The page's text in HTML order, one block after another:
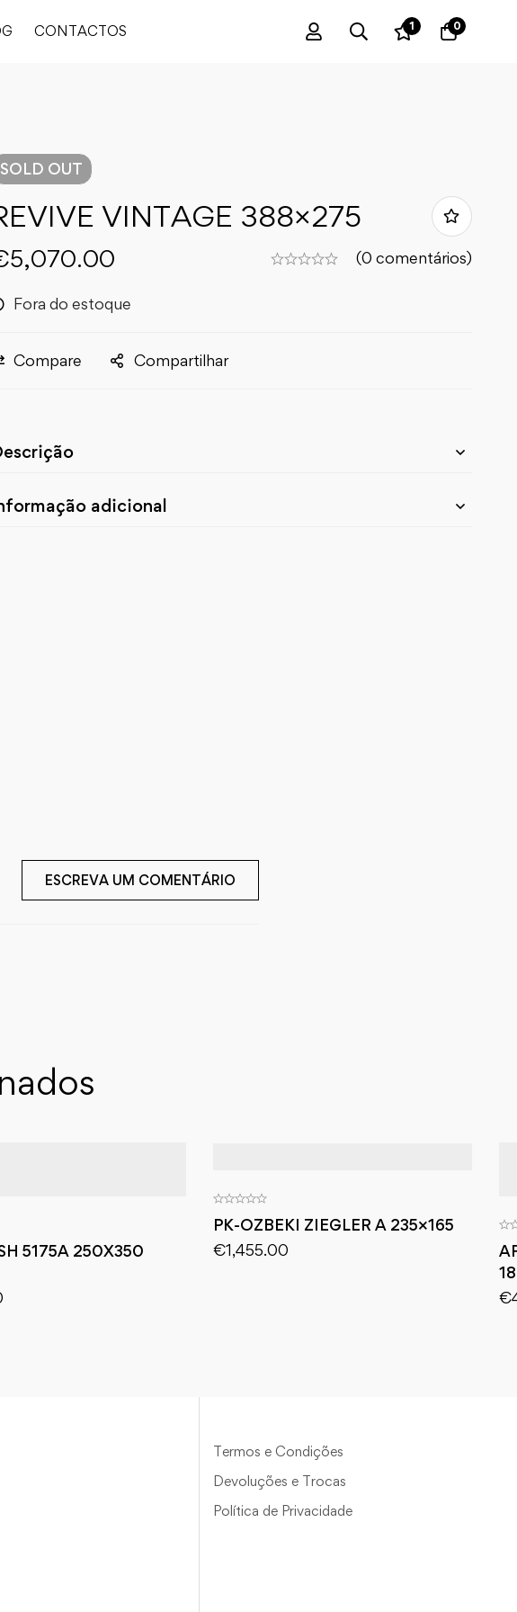
CONTACTOS 1 0
SOLD OUT
VINTAGE 388×275
5,070.00 (0 comentários)
Fora do estoque
Compare Compartilhar
adicional
ESCREVA UM COMENTÁRIO
5175A 250X350
PK-OZBEKI ZIEGLER A 235×165
€1,455.00
€
Termos e Condições
Devoluções e Trocas
Política de Privacidade